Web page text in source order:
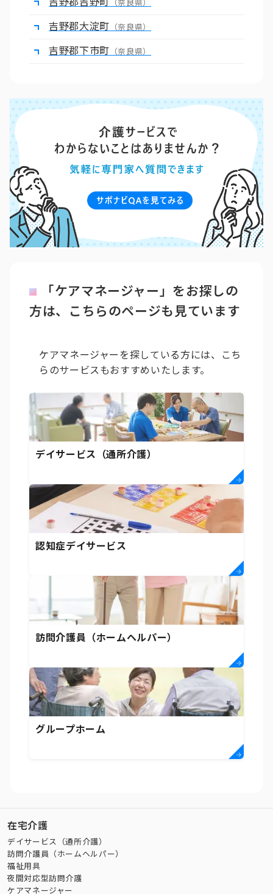
（奈良県）
吉野郡大淀町 （奈良県）
吉野郡下市町 （奈良県）
「ケアマネージャー」をお探しの
方は、こちらのページも見ています
ケアマネージャーを探している方には、こち
らのサービスもおすすめいたします。
デイサービス（通所介護）
認知症デイサービス
訪問介護員（ホームヘルパー）
グループホーム
在宅介護
デイサービス（通所介護）
訪問介護員（ホームヘルパー）
福祉用具
夜間対応型訪問介護
ケアマネージャー